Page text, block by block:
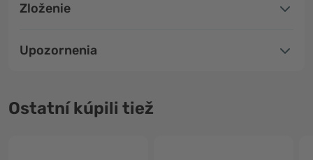
Zloženie
Upozornenia
Ostatní kúpili tiež